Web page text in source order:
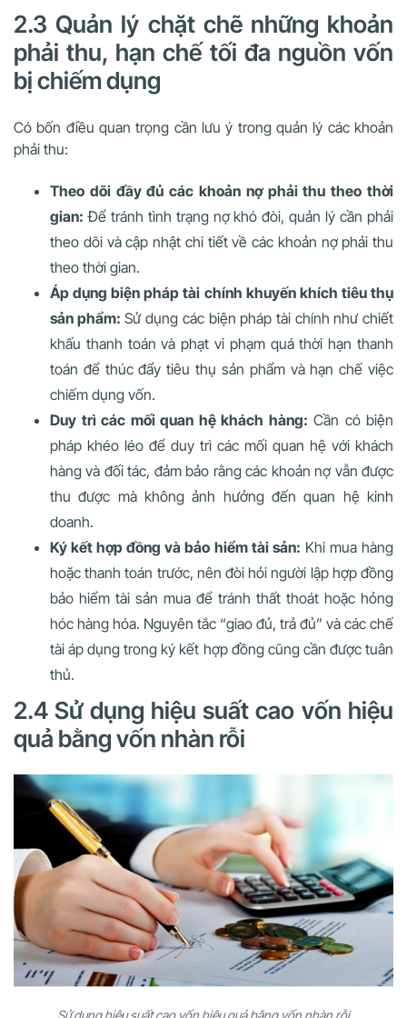
2.3 Quản lý chặt chẽ những khoản
phải thu, hạn chế tối đa nguồn vốn
bị chiếm dụng
Có bốn điều quan trọng cần lưu ý trong quản lý các khoản
phải thu:
Theo dõi đầy đủ các khoản nợ phải thu theo thời
gian: Để tránh tình trạng nợ khó đòi, quản lý cần phải
theo dõi và cập nhật chi tiết về các khoản nợ phải thu
theo thời gian.
Áp dụng biện pháp tài chính khuyến khích tiêu thụ
sản phẩm: Sử dụng các biện pháp tài chính như chiết
khấu thanh toán và phạt vi phạm quá thời hạn thanh
toán để thúc đẩy tiêu thụ sản phẩm và hạn chế việc
chiếm dụng vốn.
Duy trì các mối quan hệ khách hàng: Cần có biện
pháp khéo léo để duy trì các mối quan hệ với khách
hàng và đối tác, đảm bảo rằng các khoản nợ vẫn được
thu được mà không ảnh hưởng đến quan hệ kinh
doanh.
Ký kết hợp đồng và bảo hiểm tài sản: Khi mua hàng
hoặc thanh toán trước, nên đòi hỏi người lập hợp đồng
bảo hiểm tài sản mua để tránh thất thoát hoặc hỏng
hóc hàng hóa. Nguyên tắc “giao đủ, trả đủ” và các chế
tài áp dụng trong ký kết hợp đồng cũng cần được tuân
thủ.
2.4 Sử dụng hiệu suất cao vốn hiệu
quả bằng vốn nhàn rỗi
Sử dụng hiệu suất cao vốn hiệu quả bằng vốn nhàn rỗi